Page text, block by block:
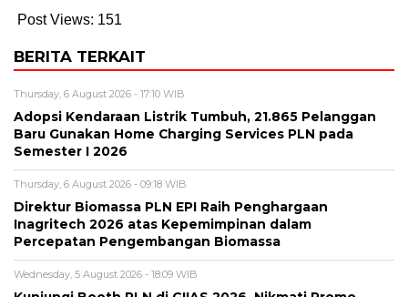
Post Views: 151
BERITA TERKAIT
Thursday, 6 August 2026 - 17:10 WIB
Adopsi Kendaraan Listrik Tumbuh, 21.865 Pelanggan
Baru Gunakan Home Charging Services PLN pada
Semester I 2026
Thursday, 6 August 2026 - 09:18 WIB
Direktur Biomassa PLN EPI Raih Penghargaan
Inagritech 2026 atas Kepemimpinan dalam
Percepatan Pengembangan Biomassa
Wednesday, 5 August 2026 - 18:09 WIB